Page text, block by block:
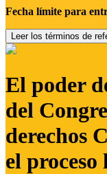
Fecha límite para
Leer los términos de
El poder
del
derechos
el